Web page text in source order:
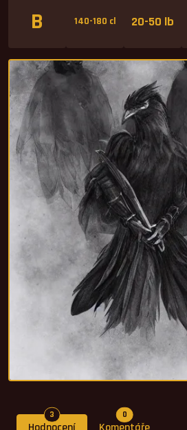
B 140-180 cl 20-50 lb
3 Počet hodnocení 0Počet komentářů